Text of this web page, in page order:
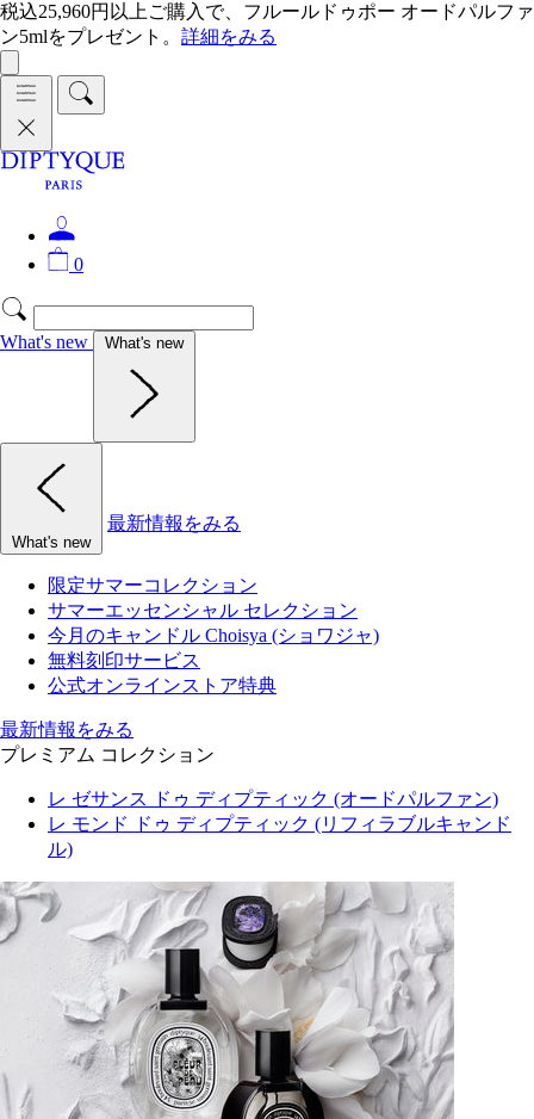
税込25,960円以上ご購入で、フルールドゥポー オードパルファ
ン5mlをプレゼント。 詳細をみる
0
What's new What's new
What's new
最新情報をみる
限定サマーコレクション
サマーエッセンシャル セレクション
今月のキャンドル Choisya (ショワジャ)
無料刻印サービス
公式オンラインストア特典
最新情報をみる
プレミアム コレクション
レ ゼサンス ドゥ ディプティック (オードパルファン)
レ モンド ドゥ ディプティック (リフィラブルキャンド
ル)